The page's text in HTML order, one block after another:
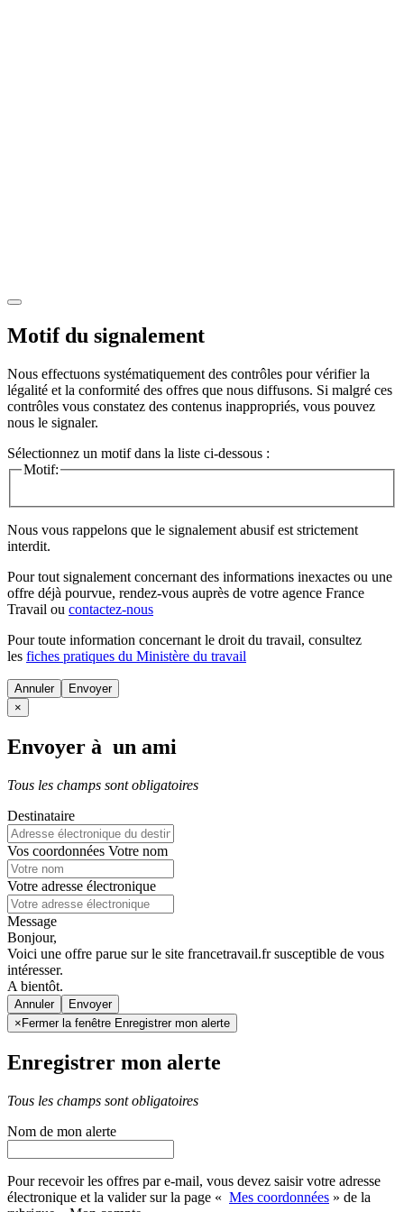
Motif du signalement
Nous effectuons systématiquement des contrôles pour vérifier la
légalité et la conformité des offres que nous diffusons. Si malgré ces
contrôles vous constatez des contenus inappropriés, vous pouvez
nous le signaler.
Sélectionnez un motif dans la liste ci-dessous :
Motif:
Nous vous rappelons que le signalement abusif est strictement
interdit.
Pour tout signalement concernant des informations inexactes ou une
offre déjà pourvue, rendez-vous auprès de votre agence France
Travail ou contactez-nous
Pour toute information concernant le droit du travail, consultez
les fiches pratiques du Ministère du travail
Annuler
×
Envoyer à un ami
Tous les champs sont obligatoires
Destinataire
Vos coordonnées Votre nom
Votre adresse électronique
Message
Bonjour,
Voici une offre parue sur le site francetravail.fr susceptible de vous
intéresser.
A bientôt.
Annuler
× Fermer la fenêtre Enregistrer mon alerte
Enregistrer mon alerte
Tous les champs sont obligatoires
Nom de mon alerte
Pour recevoir les offres par e-mail, vous devez saisir votre adresse
électronique et la valider sur la page « Mes coordonnées » de la